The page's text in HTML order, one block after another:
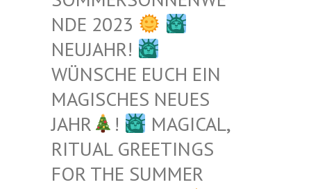
DE 2023
NEUJAHR!
WÜNSCHE EUCH EIN
MAGISCHES NEUES
JAHR
!
MAGICAL,
RITUAL GREETINGS
FOR THE SUMMER